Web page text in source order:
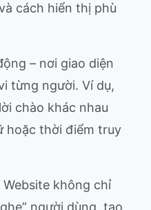
cách hiển thị phù
– nơi giao diện
từng người. Ví dụ,
chào khác nhau
hoặc thời điểm truy
không chỉ